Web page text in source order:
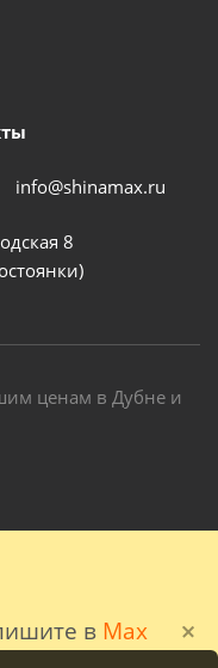
в Max
info@shinamax.ru
8
ценам в Дубне и